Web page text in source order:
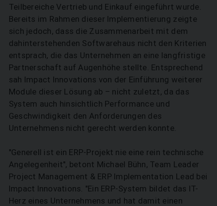
Teilbereiche Vertrieb und Einkauf eingeführt wurde.
Bereits im Rahmen dieser Implementierung zeigte
sich jedoch, dass die Zusammenarbeit mit dem
dahinterstehenden Softwarehaus nicht den Kriterien
entsprach, die das Unternehmen an eine langfristige
Partnerschaft auf Augenhöhe stellte. Entsprechend
sah Impact Innovations von der Einführung weiterer
Module dieser Lösung ab – nicht zuletzt, da das
System auch hinsichtlich Performance und
Geschwindigkeit den Anforderungen des
Unternehmens nicht gerecht werden konnte.
"Generell ist ein ERP-Projekt nie eine rein technische
Angelegenheit", betont Michael Bühn, Team Leader
Project Management & ERP Implementation Lead bei
Impact Innovations. "Ein ERP-System bildet das IT-
Herz eines Unternehmens und hat damit einen